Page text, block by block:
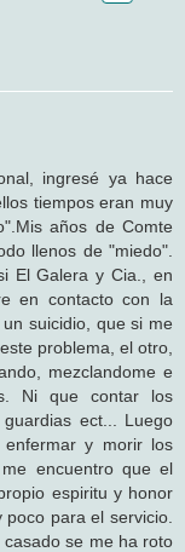
ingresé ya hace
tiempos eran muy
años de Comte
llenos de "miedo".
El Galera y Cia., en
en contacto con la
suicidio, que si me
problema, el otro,
mezclandome e
Ni que contar los
ect... Luego
y morir los
encuentro que el
espiritu y honor
para el servicio.
se me ha roto